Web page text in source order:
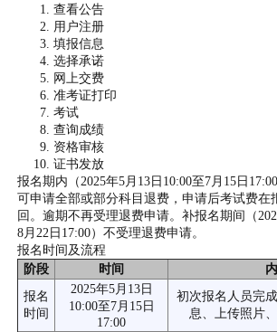
查看公告
用户注册
填报信息
选择承诺
网上交费
准考证打印
考试
查询成绩
资格审核
证书发放
报名期内（2025年5月13日10:00至7月15日
可申请全部或部分科目退费，申请后考试费在
回。逾期不再受理退费申请。补报名期间（
8月22日17:00）不受理退费申请。
报名时间及流程
阶段
时间
报名
时间
2025年5月13日
10:00至7月15日
17:00
初次报名人员完
息、上传照片